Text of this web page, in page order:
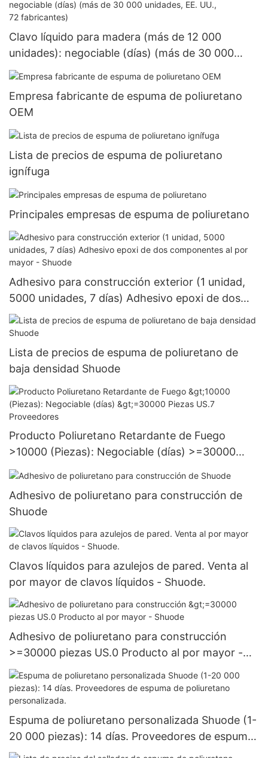
Clavo líquido para madera (más de 12 000
unidades): negociable (días) (más de 30 000
unidades, EE. UU., 72 fabricantes)
Empresa fabricante de espuma de poliuretano
OEM
Lista de precios de espuma de poliuretano
ignífuga
Principales empresas de espuma de poliuretano
Adhesivo para construcción exterior (1 unidad,
5000 unidades, 7 días) Adhesivo epoxi de dos
componentes al por mayor - Shuode
Lista de precios de espuma de poliuretano de
baja densidad Shuode
Producto Poliuretano Retardante de Fuego
>10000 (Piezas): Negociable (días) >=30000
Piezas US.7 Proveedores
Adhesivo de poliuretano para construcción de
Shuode
Clavos líquidos para azulejos de pared. Venta al
por mayor de clavos líquidos - Shuode.
Adhesivo de poliuretano para construcción
>=30000 piezas US.0 Producto al por mayor -
Shuode
Espuma de poliuretano personalizada Shuode (1-
20 000 piezas): 14 días. Proveedores de espuma
de poliuretano personalizada.